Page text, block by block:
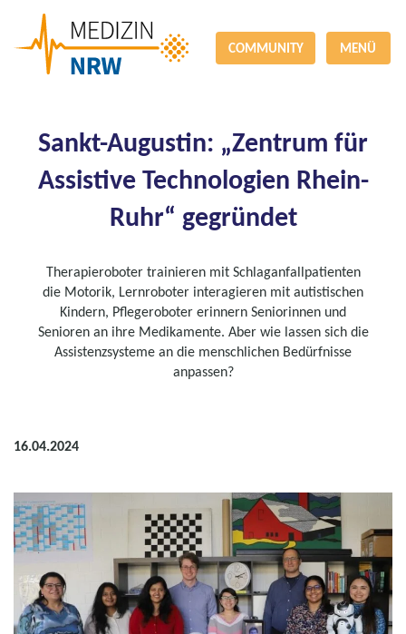
COMMUNITY MENÜ
Sankt-Augustin: „Zentrum für
Assistive Technologien Rhein-
Ruhr“ gegründet
Therapieroboter trainieren mit Schlaganfallpatienten
die Motorik, Lernroboter interagieren mit autistischen
Kindern, Pflegeroboter erinnern Seniorinnen und
Senioren an ihre Medikamente. Aber wie lassen sich die
Assistenzsysteme an die menschlichen Bedürfnisse
anpassen?
16.04.2024